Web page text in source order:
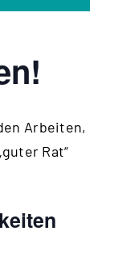
Arbeiten,
Rat“